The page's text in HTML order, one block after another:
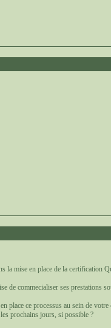
la mise en place de la certification
de commecialiser ses prestations
place ce processus au sein de votre
prochains jours, si possible ?